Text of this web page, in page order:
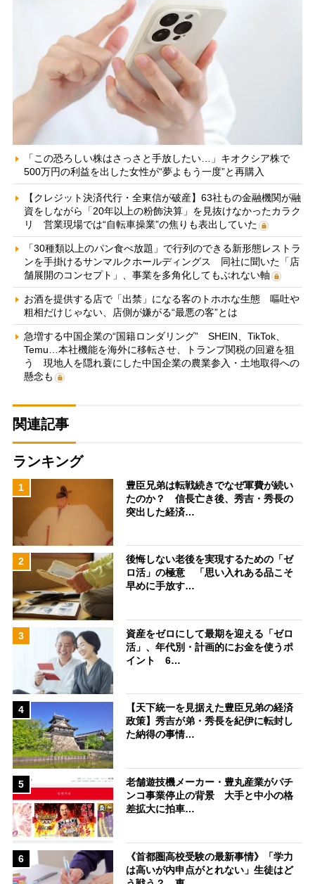
「この恐ろしい株はさっさと手放したい…」キオクシア株で
500万円の利益を出した女性が“夢よもう一度”と再購入
【クレジット決済代行・全東信が破産】63社もの金融機関が融
資をしながら「20年以上の粉飾決算」を見抜けなかったカラク
リ 営業現場では“自転車操業”の焦りも表出していた
「30種類以上のパン食べ放題」で行列のできる新形態レストラ
ンを手掛けるサンマルクホールディングス 同社に聞いた「店
舗展開のコンセプト」、事業を多角化してもぶれない軸
お酒を提供する店で「出禁」になる客のトホホな生態 嘔吐や
粗相だけじゃない、店側が嫌がる“最悪の客”とは
急増する中国企業の“国籍ロンダリング” SHEIN、TikTok、
Temu…本社機能を海外に移転させ、トランプ関税の回避を狙
う 現地人を隠れ蓑にした中国企業の農業参入・土地取得への
懸念も
関連記事
ランキング
1
豊臣兄弟は転戦続きでなぜ軍費が続い
たのか？ 信長亡き後、秀吉・秀長の
突出した経済…
2
後悔しない老後を実現するための「ゼ
ロ活」の極意 「思い入れある品こそ
早めに手放す…
3
資産をゼロにして最期を迎える「ゼロ
活」、年代別・計画的にお金を使うポ
イント 6…
4
【天下統一を見据えた豊臣兄弟の経済
政策】秀吉が弟・秀長を紀伊に転封し
た納得の事情…
5
老舗遊技機メーカー・豊丸産業がパチ
ンコ事業停止の背景 大手と中小の格
差拡大に拍車…
6
《首都圏高校受験の最新事情》「学力
は高いが内申点がとれない」生徒はど